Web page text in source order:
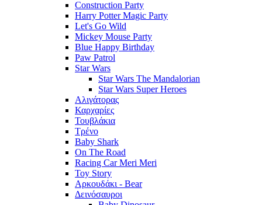
Construction Party
Harry Potter Magic Party
Let's Go Wild
Mickey Mouse Party
Blue Happy Birthday
Paw Patrol
Star Wars
Star Wars The Mandalorian
Star Wars Super Heroes
Αλιγάτορας
Καρχαρίες
Τουβλάκια
Τρένο
Baby Shark
On The Road
Racing Car Meri Meri
Toy Story
Αρκουδάκι - Bear
Δεινόσαυροι